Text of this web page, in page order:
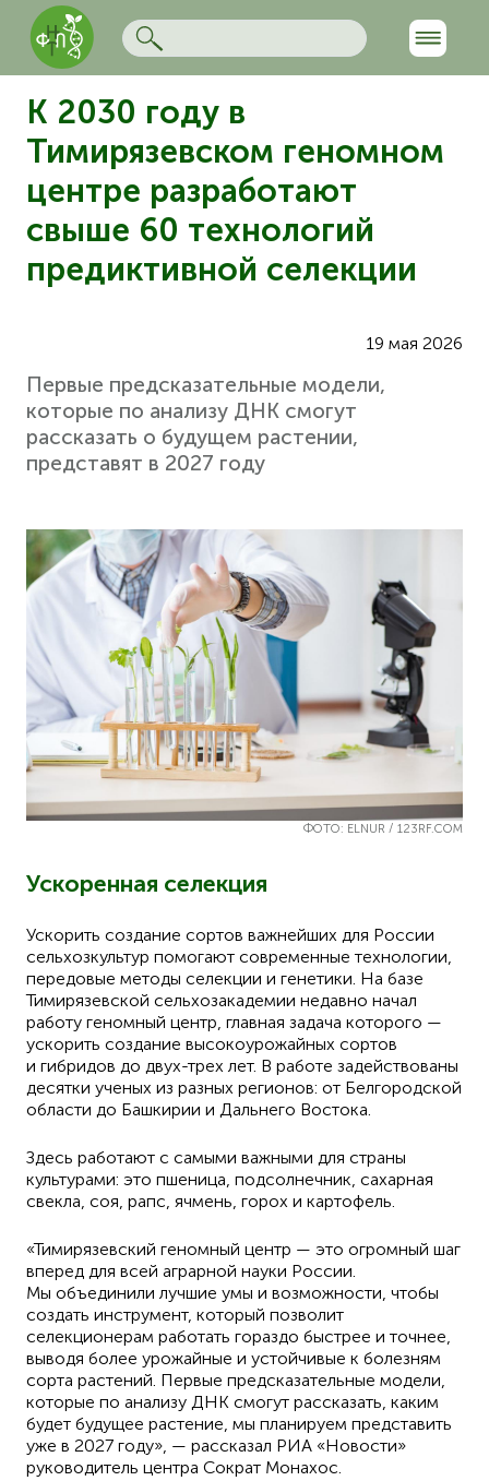
К 2030 году в
Тимирязевском геномном
центре разработают
свыше 60 технологий
предиктивной селекции
19 мая 2026
Первые предсказательные модели,
которые по анализу ДНК смогут
рассказать о будущем растении,
представят в 2027 году
ФОТО: ELNUR / 123RF.COM
Ускоренная селекция
Ускорить создание сортов важнейших для России
сельхозкультур помогают современные технологии,
передовые методы селекции и генетики. На базе
Тимирязевской сельхозакадемии недавно начал
работу геномный центр, главная задача которого —
ускорить создание высокоурожайных сортов
и гибридов до двух-трех лет. В работе задействованы
десятки ученых из разных регионов: от Белгородской
области до Башкирии и Дальнего Востока.
Здесь работают с самыми важными для страны
культурами: это пшеница, подсолнечник, сахарная
свекла, соя, рапс, ячмень, горох и картофель.
«Тимирязевский геномный центр — это огромный шаг
вперед для всей аграрной науки России.
Мы объединили лучшие умы и возможности, чтобы
создать инструмент, который позволит
селекционерам работать гораздо быстрее и точнее,
выводя более урожайные и устойчивые к болезням
сорта растений. Первые предсказательные модели,
которые по анализу ДНК смогут рассказать, каким
будет будущее растение, мы планируем представить
уже в 2027 году», — рассказал РИА «Новости»
руководитель центра Сократ Монахос.